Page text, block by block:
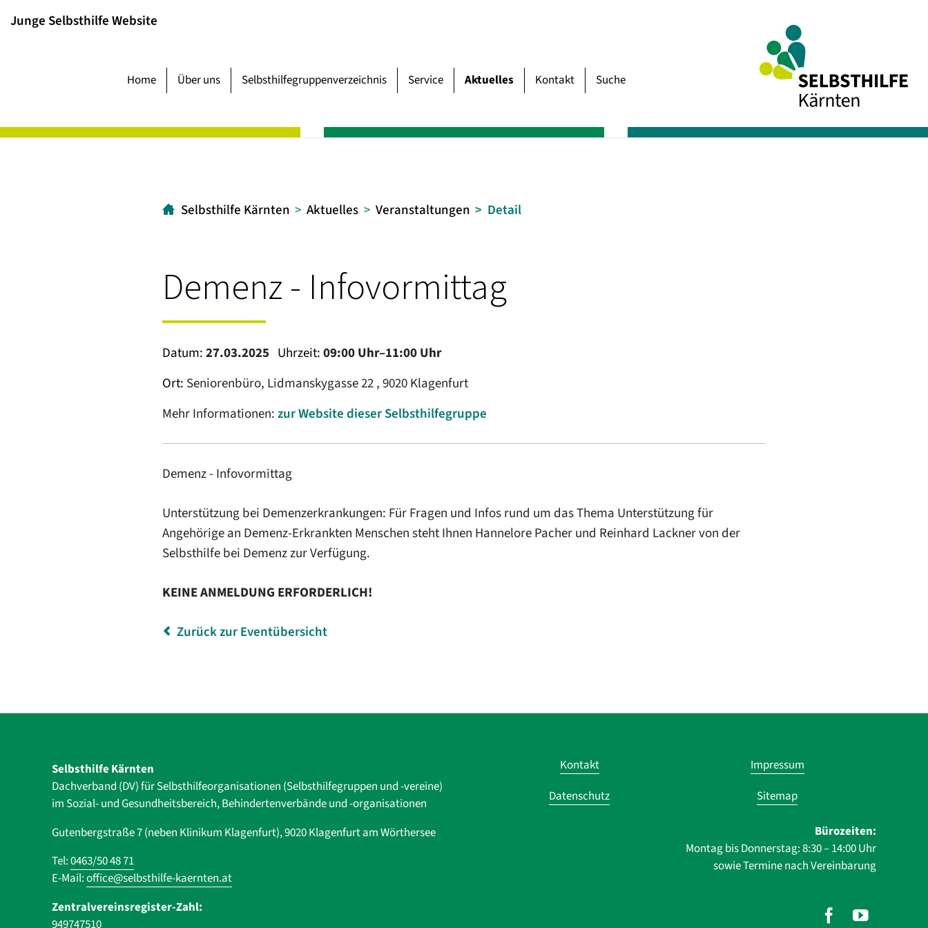
Junge Selbsthilfe Website
Home Über uns Selbsthilfegruppenverzeichnis Service Aktuelles Kontakt Suche
Selbsthilfe Kärnten Aktuelles Veranstaltungen Detail
Demenz - Infovormittag
Datum:27.03.2025 Uhrzeit:09:00 Uhr–11:00 Uhr
Ort: Seniorenbüro, Lidmanskygasse 22 , 9020 Klagenfurt
Mehr Informationen:zur Website dieser Selbsthilfegruppe
Demenz - Infovormittag
Unterstützung bei Demenzerkrankungen: Für Fragen und Infos rund um das Thema Unterstützung für
Angehörige an Demenz-Erkrankten Menschen steht Ihnen Hannelore Pacher und Reinhard Lackner von der
Selbsthilfe bei Demenz zur Verfügung.
KEINE ANMELDUNG ERFORDERLICH!
Zurück zur Eventübersicht
Selbsthilfe Kärnten
Dachverband (DV) für Selbsthilfe­organisationen (Selbsthilfegruppen und -vereine)
im Sozial- und Gesundheits­bereich, ­Behindertenverbände und ­-organisationen
Gutenbergstraße 7 (neben Klinikum Klagenfurt), 9020 Klagenfurt am Wörthersee
Tel:0463/50 48 71
E-Mail:office@selbsthilfe-kaernten.at
Zentralvereinsregister-Zahl:
949747510
Kontakt
Impressum
Datenschutz
Sitemap
Bürozeiten:
Montag bis Donnerstag: 8:30 – 14:00 Uhr
sowie Termine nach Vereinbarung